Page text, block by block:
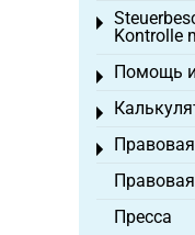
Kontrolle
Toggle
Помощь
Toggle menu
Toggle
Toggle menu
Пресса